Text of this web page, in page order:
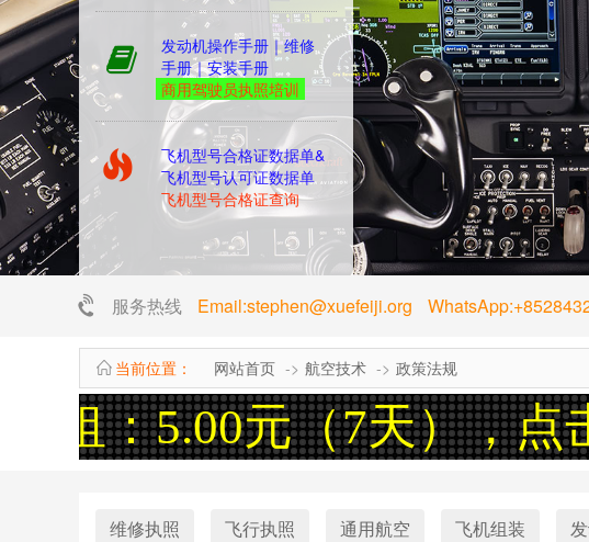
发动机操作手册｜维修
手册｜安装手册
商用驾驶员执照培训
飞机型号合格证数据单&
飞机型号认可证数据单
飞机型号合格证查询
服务热线 Email:stephen@xuefeiji.org
当前位置： 网站首页 航空技术 政策法规
租：5.00元（7天），点
维修执照 飞行执照 通用航空 飞机组装